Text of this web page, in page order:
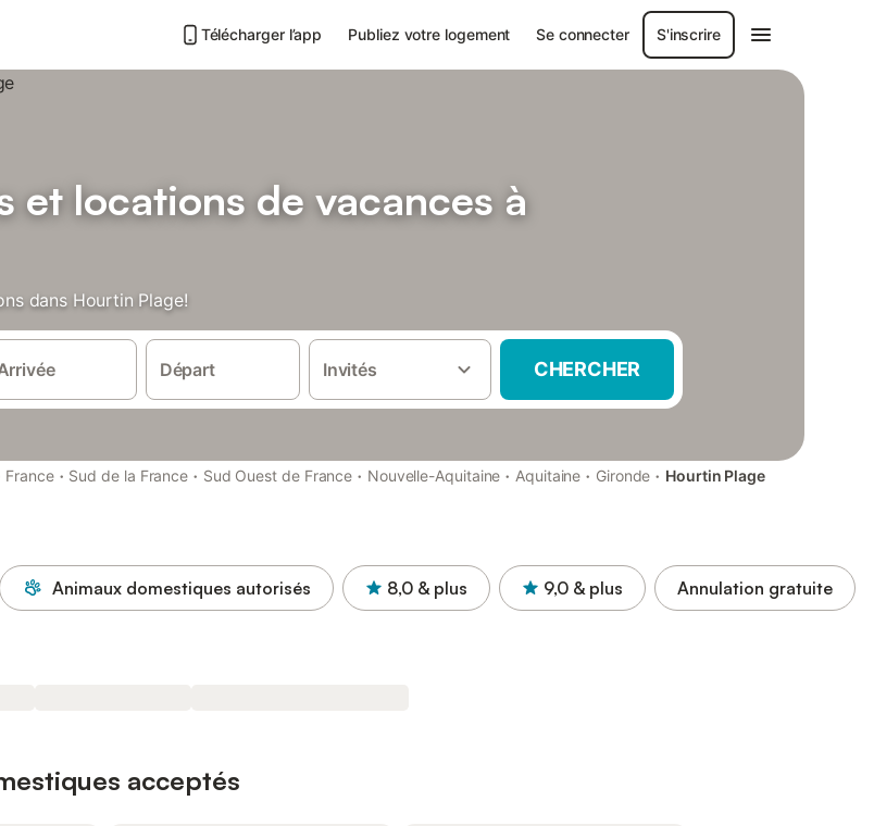
Télécharger l’app Publiez votre logement Se connecter S'inscrire
et locations de vacances à
dans Hourtin Plage!
Départ Invités CHERCHER
France · Sud de la France · Sud Ouest de France · Nouvelle-Aquitaine · Aquitaine · Gironde · Hourtin Plage
Animaux domestiques autorisés 8,0 & plus 9,0 & plus Annulation gratuite
acceptés